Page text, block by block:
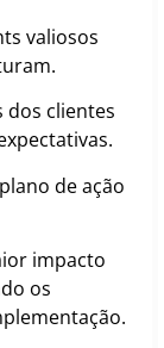
valiosos
dos clientes
de ação
impacto
os